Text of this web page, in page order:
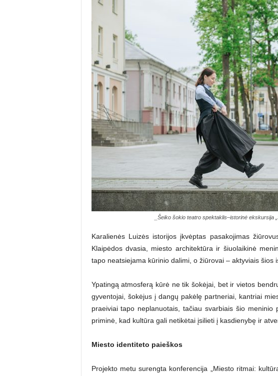
_Šeiko šokio teatro spektaklis–istorinė ekskursija
Karalienės Luizės istorijos įkvėptas pasakojimas
Klaipėdos dvasia, miesto architektūra ir šiuolaikinė
tapo neatsiejama kūrinio dalimi, o žiūrovai – aktyviais šios
Ypatingą atmosferą kūrė ne tik šokėjai, bet ir vietos
gyventojai, šokėjus į dangų pakėlę partneriai, kantriai
praeiviai tapo neplanuotais, tačiau svarbiais šio meninio
priminė, kad kultūra gali netikėtai įsilieti į kasdienybę ir
Miesto identiteto paieškos
Projekto metu surengta konferencija „Miesto ritmai: